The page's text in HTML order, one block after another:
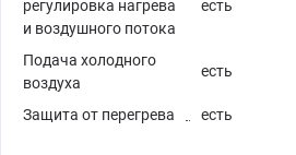
регулировка нагрева
и воздушного потока
есть
Подача холодного
воздуха
есть
Защита от перегрева есть